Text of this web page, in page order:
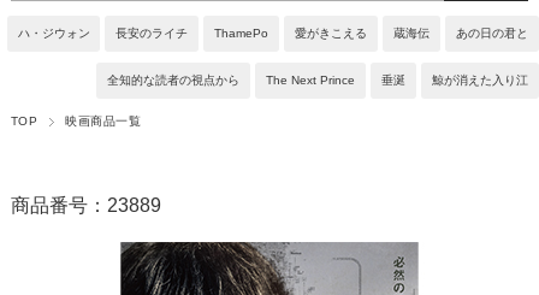
ハ・ジウォン 長安のライチ ThamePo 愛がきこえる 蔵海伝 あの日の君と
全知的な読者の視点から The Next Prince 垂涎 鯨が消えた入り江
TOP 映画商品一覧
商品番号：23889